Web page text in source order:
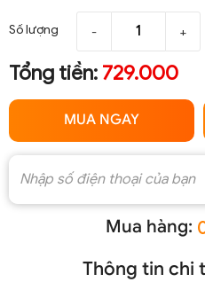
Số lượng - +
Tổng tiền: 729.000
MUA NGAY
Mua hàng:
Thông tin chi